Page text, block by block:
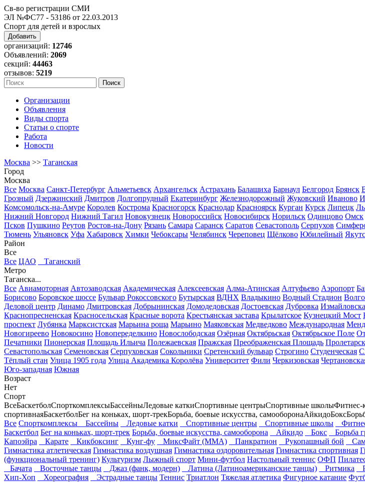
Св-во регистрации СМИ
ЭЛ №ФС77 - 53186 от 22.03.2013
Спорт для детей и взрослых
Добавить
организаций: 12746
Объявлений: 2069
секций: 44463
отзывов: 5219
Организации
Объявления
Виды спорта
Статьи о спорте
Работа
Новости
Москва >> Таганская
Город
Москва
Все Москва Санкт-Петербург Альметьевск Архангельск Астрахань Балашиха Барнаул Белгород Брянск
Грозный Дзержинский Дмитров Долгопрудный Екатеринбург Железнодорожный Жуковский Иваново
Комсомольск-на-Амуре Королев Кострома Красногорск Краснодар Красноярск Курган Курск Липецк
Нижний Новгород Нижний Тагил Новокузнецк Новороссийск Новосибирск Норильск Одинцово Омск
Псков Пушкино Реутов Ростов-на-Дону Рязань Самара Саранск Саратов Севастополь Серпухов
Тюмень Ульяновск Уфа Хабаровск Химки Чебоксары Челябинск Череповец Щёлково Юбилейный
Район
Все
Все ЦАО
Таганский
Метро
Таганска...
Все Авиамоторная Автозаводская Академическая Алексеевская Алма-Атинская Алтуфьево Аэропорт
Борисово Боровское шоссе Бульвар Рокоссовского Бутырская ВДНХ Владыкино Водный Стадион
Деловой центр Динамо Дмитровская Добрынинская Домодедовская Достоевская Дубровка
Краснопресненская Красносельская Красные ворота Крестьянская застава Крылатское Кузнецкий Мост
проспект Лубянка Марксистская Марьина роща Марьино Маяковская Медведково Международная
Новогиреево Новокосино Новопеределкино Новослободская Озёрная Октябрьская Октябрьское Поле
Печатники Пионерская Площадь Ильича Полежаевская Пражская Преображенская Площадь
Севастопольская Семеновская Серпуховская Сокольники Сретенский бульвар Строгино Студенческая
Тёплый стан Улица 1905 года Улица Академика Королёва Университет Фили Черкизовская
Юго-западная Южная
Возраст
Нет
Спорт
ВсеБаскетболСпорткомплексыБассейныЛедовые каткиСпортивные центрыСпортивные школыФитнес-
спортивнаяБаскетболБег на коньках, шорт-трекБорьба, боевые искусства, самооборонаАйкидоБокс
Все Спорткомплексы Бассейны Ледовые катки Спортивные центры Спортивные школы
Баскетбол Бег на коньках, шорт-трек Борьба, боевые искусства, самооборона Айкидо Бокс Борьба
Капоэйра
Карате Кикбоксинг Кунг-фу МиксФайт (ММА) Панкратион Рукопашный бой
Гимнастика атлетическая Гимнастика воздушная Гимнастика оздоровительная Гимнастика спортивная
(функциональный тренинг) Культуризм Лыжный спорт Мини-футбол Настольный теннис ОФП
Бачата
Восточные танцы Джаз (фанк, модерн) Латина (Латиноамериканские танцы) Ритмика
Хип-Хоп
Хореография Эстрадные танцы Теннис Триатлон Тяжелая атлетика Фигурное катание